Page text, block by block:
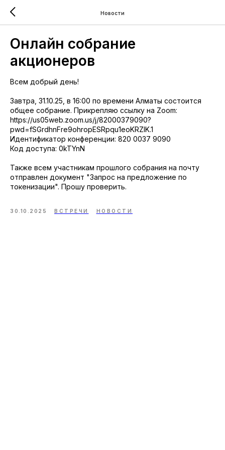
Новости
Онлайн собрание
акционеров
Всем добрый день!
Завтра, 31.10.25, в 16:00 по времени Алматы состоится
общее собрание. Прикрепляю ссылку на Zoom:
https://us05web.zoom.us/j/82000379090?
pwd=fSGrdhnFre9ohropESRpqu1eoKRZIK.1
Идентификатор конференции: 820 0037 9090
Код доступа: 0kTYnN
Также всем участникам прошлого собрания на почту
отправлен документ "Запрос на предложение по
токенизации". Прошу проверить.
30.10.2025 ВСТРЕЧИ НОВОСТИ